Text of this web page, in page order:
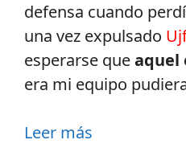
defensa cuando
una vez expulsado
esperarse queaquel
era mi equipo
Leer más